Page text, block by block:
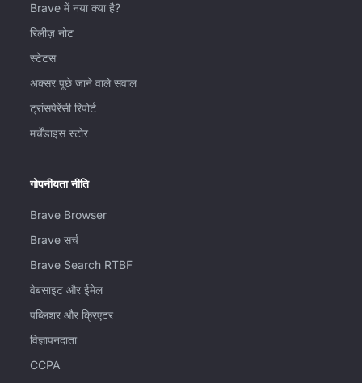
Brave में नया क्या है?
रिलीज़ नोट
स्टेटस
अक्सर पूछे जाने वाले सवाल
ट्रांसपेरेंसी रिपोर्ट
मर्चेंडाइस स्टोर
गोपनीयता नीति
Brave Browser
Brave सर्च
Brave Search RTBF
वेबसाइट और ईमेल
पब्लिशर और क्रिएटर
विज्ञापनदाता
CCPA